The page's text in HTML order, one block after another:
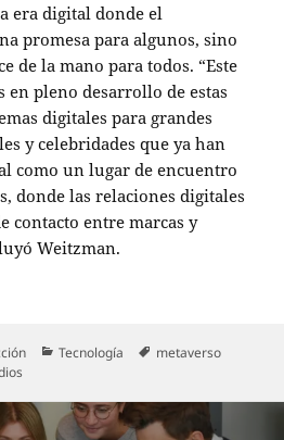
era digital donde el
promesa para algunos, sino
de la mano para todos. “Este
en pleno desarrollo de estas
digitales para grandes
y celebridades que ya han
como un lugar de encuentro
donde las relaciones digitales
contacto entre marcas y
Weitzman.
Categorías
Tecnología Etiquetas
metaverso